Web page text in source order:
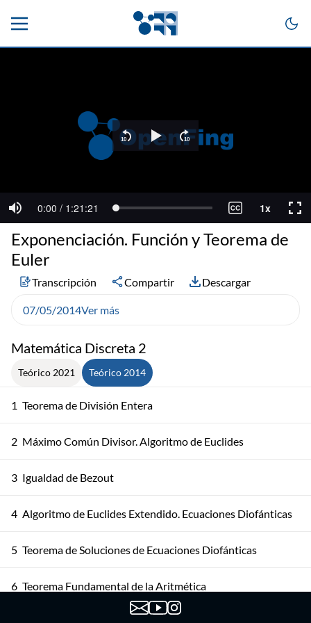
Matemática Discreta 2
Teórico 2021 Teórico 2014
1 Teorema de División Entera
2 Máximo Común Divisor. Algoritmo de Euclides
3 Igualdad de Bezout
4 Algoritmo de Euclides Extendido. Ecuaciones Diofánticas
5 Teorema de Soluciones de Ecuaciones Diofánticas
6 Teorema Fundamental de la Aritmética
Exponenciación. Función y Teorema de
Euler
Transcripción Compartir Descargar
07/05/2014Ver más